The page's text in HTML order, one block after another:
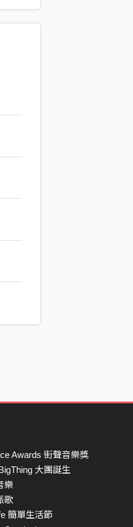
的
太
己
能
兩
給
機
何
關
Awards 街聲音樂獎
大團誕生
樂
歌
簡單生活節